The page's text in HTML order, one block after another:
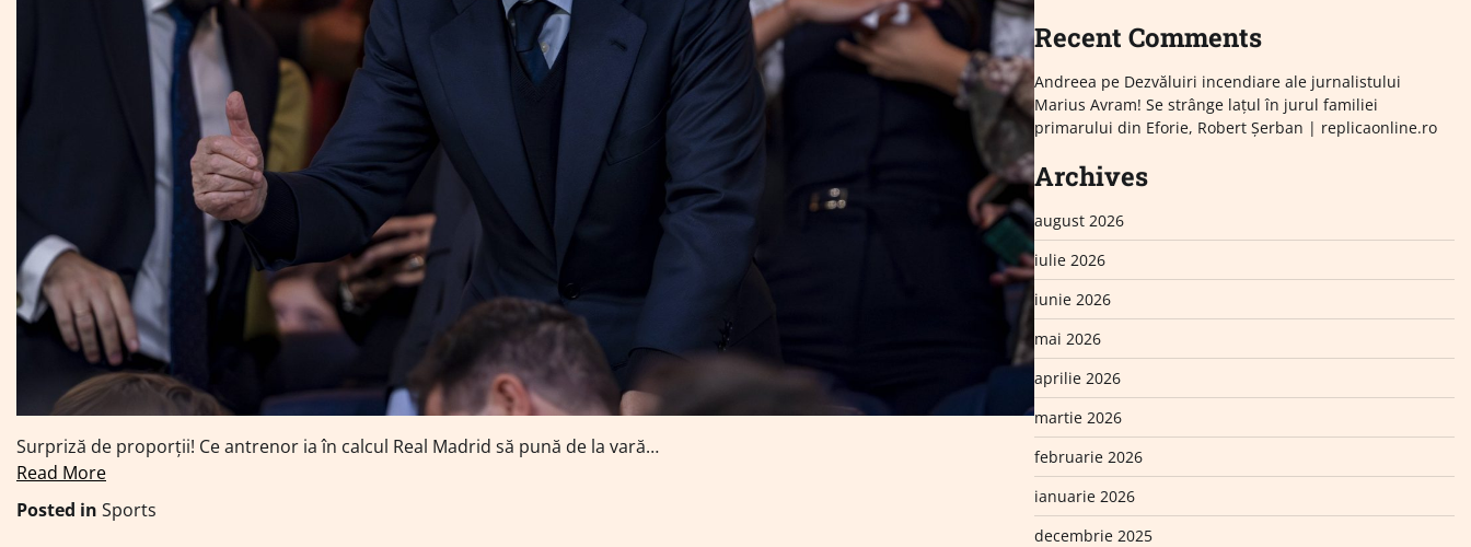
Surpriză de proporții! Ce antrenor ia în calcul Real Madrid să pună de la vară…
Read More
Posted in Sports
Recent Comments
Andreea pe Dezvăluiri incendiare ale jurnalistului
Marius Avram! Se strânge lațul în jurul familiei
primarului din Eforie, Robert Șerban | replicaonline.ro
Archives
august 2026
iulie 2026
iunie 2026
mai 2026
aprilie 2026
martie 2026
februarie 2026
ianuarie 2026
decembrie 2025